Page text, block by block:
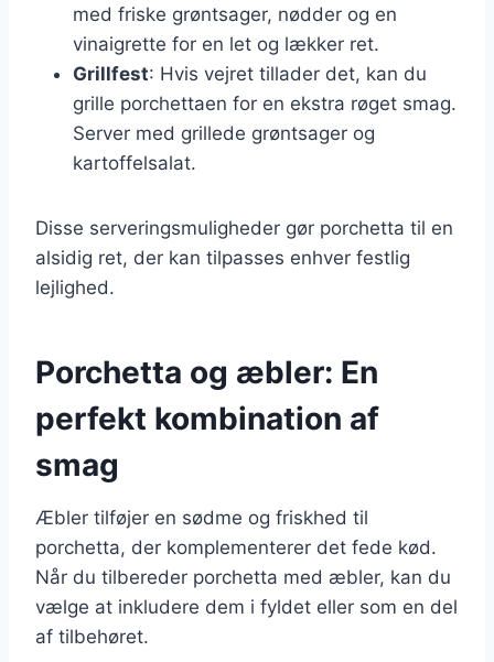
med friske grøntsager, nødder og en
vinaigrette for en let og lækker ret.
Grillfest: Hvis vejret tillader det, kan du
grille porchettaen for en ekstra røget smag.
Server med grillede grøntsager og
kartoffelsalat.
Disse serveringsmuligheder gør porchetta til en
alsidig ret, der kan tilpasses enhver festlig
lejlighed.
Porchetta og æbler: En
perfekt kombination af
smag
Æbler tilføjer en sødme og friskhed til
porchetta, der komplementerer det fede kød.
Når du tilbereder porchetta med æbler, kan du
vælge at inkludere dem i fyldet eller som en del
af tilbehøret.